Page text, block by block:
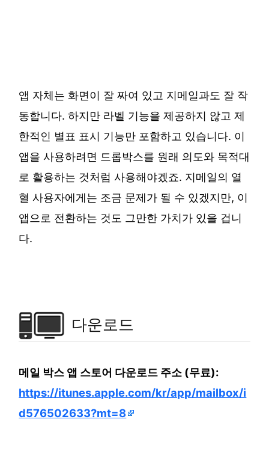
앱 자체는 화면이 잘 짜여 있고 지메일과도 잘 작
동합니다. 하지만 라벨 기능을 제공하지 않고 제
한적인 별표 표시 기능만 포함하고 있습니다. 이
앱을 사용하려면 드롭박스를 원래 의도와 목적대
로 활용하는 것처럼 사용해야겠죠. 지메일의 열
혈 사용자에게는 조금 문제가 될 수 있겠지만, 이
앱으로 전환하는 것도 그만한 가치가 있을 겁니
다.
다운로드
메일 박스 앱 스토어 다운로드 주소 (무료):
https://itunes.apple.com/kr/app/mailbox/i
d576502633?mt=8